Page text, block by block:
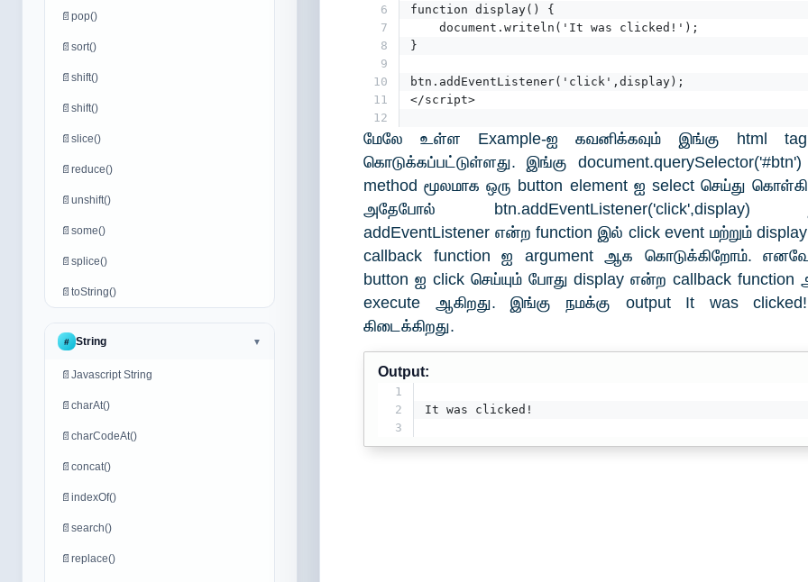
📄 pop()
📄 sort()
📄 shift()
📄 shift()
📄 slice()
📄 reduce()
📄 unshift()
📄 some()
📄 splice()
📄 toString()
# String ▼
📄 Javascript String
📄 charAt()
📄 charCodeAt()
📄 concat()
📄 indexOf()
📄 search()
📄 replace()
6
function display() {
7
    document.writeln('It was clicked!');
8
}
9
10
btn.addEventListener('click',display);
11
</script>
12
மேலே உள்ள Example-ஐ கவனிக்கவும் இங்கு html
கொடுக்கப்பட்டுள்ளது. இங்கு
method மூலமாக ஒரு button element ஐ select செய்து
அதேபோல் btn.addEventListener('click',display)
addEventListener என்ற function இல் click event மற்றும்
callback function ஐ argument ஆக கொடுக்கிறோம்.
button ஐ click செய்யும் போது display என்ற callback
execute ஆகிறது. இங்கு நமக்கு output It was
கிடைக்கிறது.
Output:
1
2
It was clicked!
3